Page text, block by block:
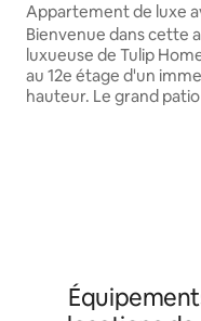
Appartement de luxe
patio de jardin
Bienvenue dans cette
luxueuse de Tulip
au 12e étage d'un
hauteur. Le grand
d'une balançoire
canapé élégant avec